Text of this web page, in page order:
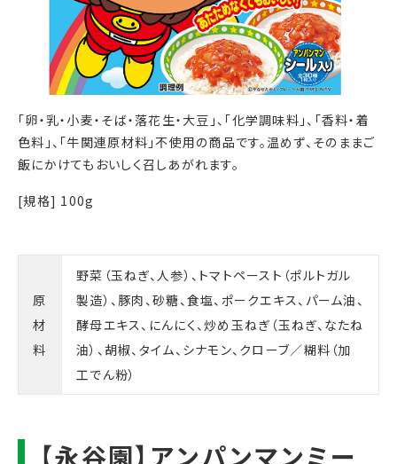
「卵・乳・小麦・そば・落花生・大豆」、「化学調味料」、「香料・着
色料」、「牛関連原材料」不使用の商品です。温めず、そのままご
飯にかけてもおいしく召しあがれます。
[規格] 100g
原
材
料
野菜（玉ねぎ、人参）、トマトペースト（ポルトガル
製造）、豚肉、砂糖、食塩、ポークエキス、パーム油、
酵母エキス、にんにく、炒め玉ねぎ（玉ねぎ、なたね
油）、胡椒、タイム、シナモン、クローブ／糊料（加
工でん粉）